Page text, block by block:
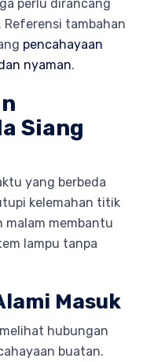
perlu dirancang
tambahan
pencahayaan
nyaman.
Siang
yang berbeda
kelemahan titik
malam membantu
lampu tanpa
Masuk
hubungan
buatan.